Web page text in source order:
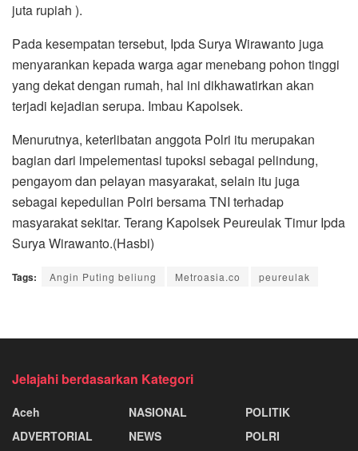
juta rupiah ).
Pada kesempatan tersebut, Ipda Surya Wirawanto juga
menyarankan kepada warga agar menebang pohon tinggi
yang dekat dengan rumah, hal ini dikhawatirkan akan
terjadi kejadian serupa. Imbau Kapolsek.
Menurutnya, keterlibatan anggota Polri itu merupakan
bagian dari impelementasi tupoksi sebagai pelindung,
pengayom dan pelayan masyarakat, selain itu juga
sebagai kepedulian Polri bersama TNI terhadap
masyarakat sekitar. Terang Kapolsek Peureulak Timur Ipda
Surya Wirawanto.(Hasbi)
Tags: Angin Puting beliung Metroasia.co peureulak
Jelajahi berdasarkan Kategori
Aceh
ADVERTORIAL
NASIONAL
NEWS
POLITIK
POLRI